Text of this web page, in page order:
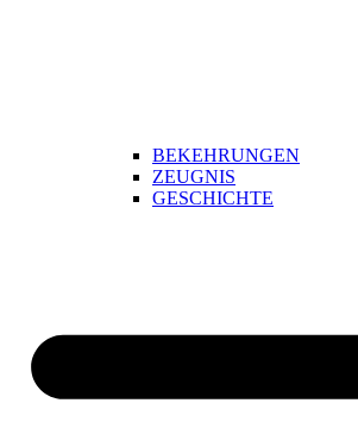
BEKEHRUNGEN
ZEUGNIS
GESCHICHTE